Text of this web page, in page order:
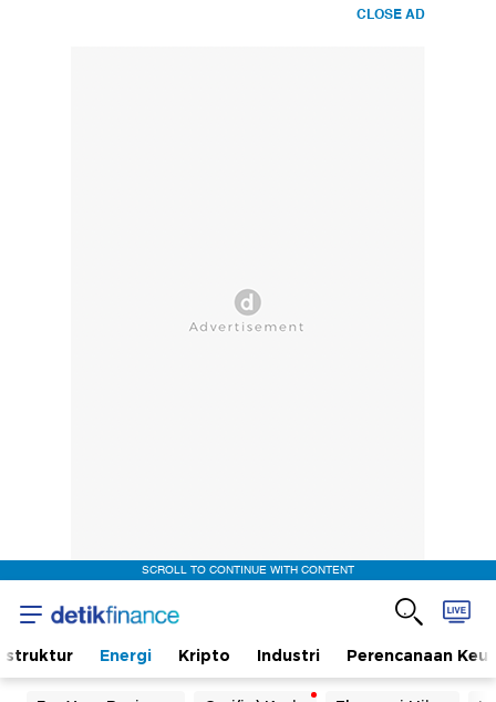
CLOSE AD
SCROLL TO CONTINUE WITH CONTENT
Energi Kripto Industri Perencanaan